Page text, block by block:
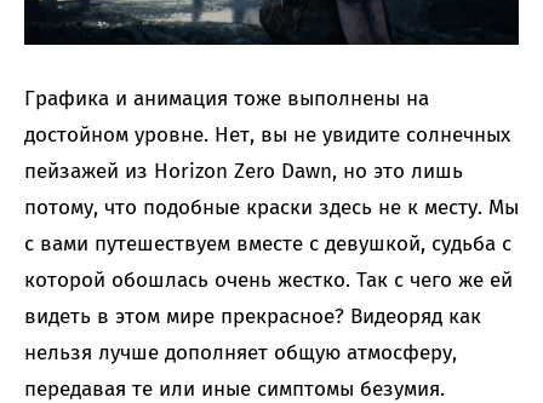
Графика и анимация тоже выполнены на
достойном уровне. Нет, вы не увидите солнечных
пейзажей из Horizon Zero Dawn, но это лишь
потому, что подобные краски здесь не к месту. Мы
с вами путешествуем вместе с девушкой, судьба с
которой обошлась очень жестко. Так с чего же ей
видеть в этом мире прекрасное? Видеоряд как
нельзя лучше дополняет общую атмосферу,
передавая те или иные симптомы безумия.